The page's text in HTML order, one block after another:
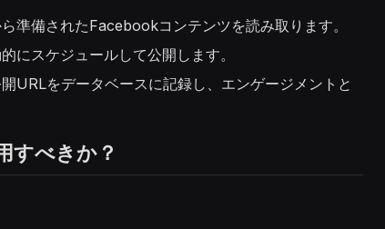
ら準備されたFacebookコンテンツを読み取ります。
にスケジュールして公開します。
URLをデータベースに記録し、エンゲージメントと
すべきか？